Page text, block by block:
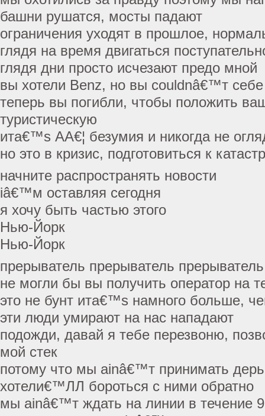
башни рушатся, мосты падают
ограничения уходят в прошлое,
глядя на время двигаться
глядя дни просто исчезают предо мной
вы хотели Benz, но вы couldnâ€™т себе
теперь вы погибли, чтобы положить
туристическую
ита€™s АА€¦ безумия и никогда не
но это в кризис, подготовиться к
начните распространять новости
iâ€™м оставляя сегодня
я хочу быть частью этого
Нью-Йорк
Нью-Йорк
прерыватель прерыватель
не могли бы вы получить оператор на
это не бунт ита€™s намного больше,
эти люди умирают на нас нападают
подожди, давай я тебе перезвоню,
мой стек
потому что мы ainâ€™т принимать
хотели€™ЛЛ бороться с ними обратно
мы ainâ€™т ждать на линии в течение